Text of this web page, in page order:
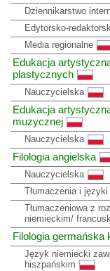
Dziennikarstwo
Edytorsko-
Media regionalne
Edukacja
plastycznych
Nauczycielska
Edukacja
muzycznej
Nauczycielska
Filologia angielska
Nauczycielska
Tłumaczenia i
Tłumaczeniowa z
niemieckim/
Filologia germańska
Język niemiecki
hiszpańskim